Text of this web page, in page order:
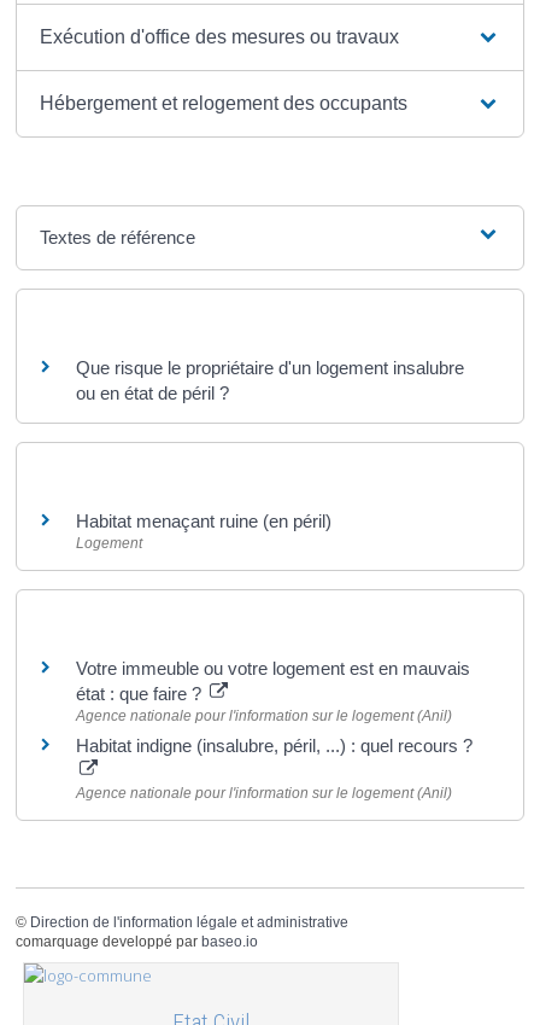
Exécution d'office des mesures ou travaux
Hébergement et relogement des occupants
Textes de référence
Que risque le propriétaire d'un logement insalubre
ou en état de péril ?
Habitat menaçant ruine (en péril)
Logement
Votre immeuble ou votre logement est en mauvais
état : que faire ?
Agence nationale pour l'information sur le logement (Anil)
Habitat indigne (insalubre, péril, ...) : quel recours ?
Agence nationale pour l'information sur le logement (Anil)
© Direction de l'information légale et administrative
comarquage developpé par baseo.io